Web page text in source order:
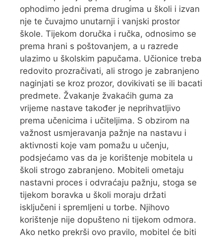
ophodimo jedni prema drugima u školi i izvan
nje te čuvajmo unutarnji i vanjski prostor
škole. Tijekom doručka i ručka, odnosimo se
prema hrani s poštovanjem, a u razrede
ulazimo u školskim papučama. Učionice treba
redovito prozračivati, ali strogo je zabranjeno
naginjati se kroz prozor, dovikivati se ili bacati
predmete. Žvakanje žvakaćih guma za
vrijeme nastave također je neprihvatljivo
prema učenicima i učiteljima. S obzirom na
važnost usmjeravanja pažnje na nastavu i
aktivnosti koje vam pomažu u učenju,
podsjećamo vas da je korištenje mobitela u
školi strogo zabranjeno. Mobiteli ometaju
nastavni proces i odvraćaju pažnju, stoga se
tijekom boravka u školi moraju držati
isključeni i spremljeni u torbe. Njihovo
korištenje nije dopušteno ni tijekom odmora.
Ako netko prekrši ovo pravilo, mobitel će biti